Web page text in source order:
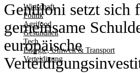
Wirtschaft
Politik
Agrifood
Gesundheit
Tech
Energie, Umwelt & Transport
Verteidigung
Gentiloni setzt sich
gemeinsame
europäische